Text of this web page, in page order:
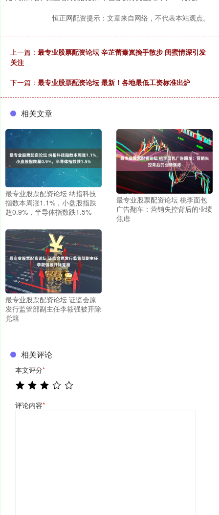
恒正网配资提示：文章来自网络，不代表本站观点。
上一篇： 最专业股票配资论坛 辛芷蕾秦岚挽手散步 闺蜜情深引发
关注
下一篇： 最专业股票配资论坛 最新！各地最低工资标准出炉
相关文章
最专业股票配资论坛 纳指科技
指数本周涨1.1%，小盘股指跌
超0.9%，半导体指数跌1.5%
最专业股票配资论坛 桃李面包
广告翻车：营销失控背后的业绩
焦虑
最专业股票配资论坛 证监会原
发行监管部副主任李筱强被开除
党籍
相关评论
本文评分*
评论内容*